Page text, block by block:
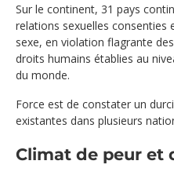
Sur le continent, 31 pays
relations sexuelles consenties
sexe, en violation flagrante
droits humains établies au
du monde.
Force est de constater un
existantes dans plusieurs
Climat de peur et